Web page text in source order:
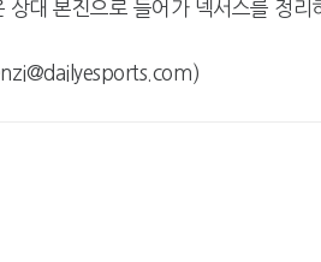
상대 본진으로 들어가 넥서스를 정리